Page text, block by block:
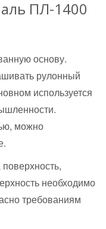
ПЛ-1400
основу.
рулонный
используется
можно
необходимо
требованиям